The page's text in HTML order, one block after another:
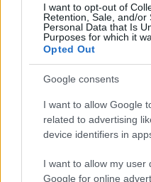
I want to opt-out of
Retention, Sale, and/or
Personal Data that Is
Purposes for which it
Opted Out
Google consents
I want to allow Google
related to advertising
device identifiers in
I want to allow my user
Google for online
Il caso Toti e la
smantellare